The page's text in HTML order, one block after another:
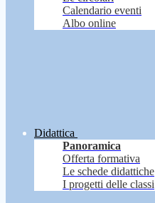
Calendario eventi
Albo online
Didattica
Panoramica
Offerta formativa
Le schede didattiche
I progetti delle classi